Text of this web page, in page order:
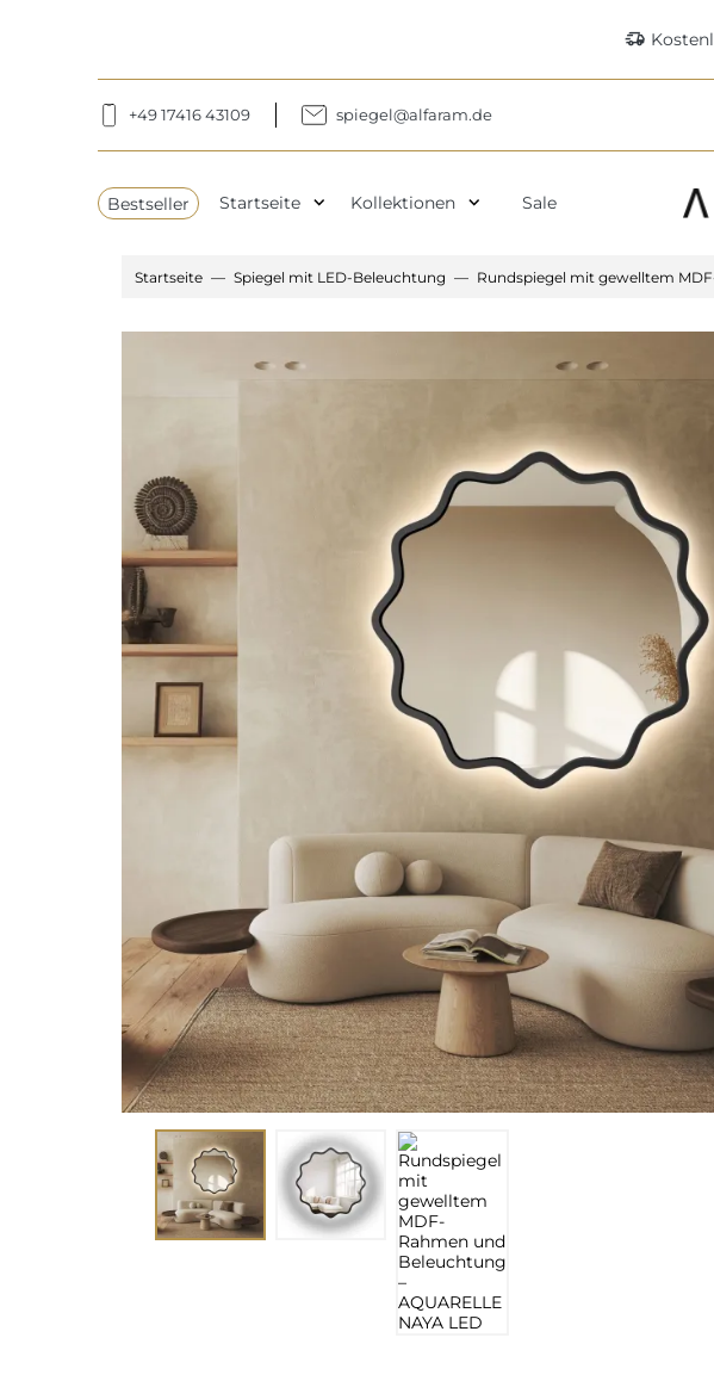
delivery_truck_speed
+49 17416 43109 spiegel@alfaram.de
Bestseller Startseite expand_more Kollektionen expand_more Sale
Startseite Spiegel mit LED-Beleuchtung Rundspiegel mit gewelltem